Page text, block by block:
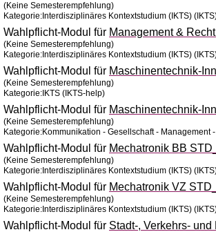
(Keine Semesterempfehlung)
Kategorie:Interdisziplinäres Kontextstudium (IKTS)
Wahlpflicht-Modul für Management &
(Keine Semesterempfehlung)
Kategorie:Interdisziplinäres Kontextstudium (IKTS)
Wahlpflicht-Modul für Maschinentechnik-
(Keine Semesterempfehlung)
Kategorie:IKTS (IKTS-help)
Wahlpflicht-Modul für Maschinentechnik-
(Keine Semesterempfehlung)
Kategorie:Kommunikation - Gesellschaft - Management
Wahlpflicht-Modul für Mechatronik BB
(Keine Semesterempfehlung)
Kategorie:Interdisziplinäres Kontextstudium (IKTS)
Wahlpflicht-Modul für Mechatronik VZ
(Keine Semesterempfehlung)
Kategorie:Interdisziplinäres Kontextstudium (IKTS)
Wahlpflicht-Modul für Stadt-, Verkehrs-